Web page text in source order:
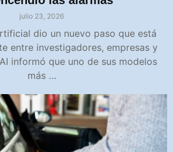
julio 23, 2026
dio un nuevo paso que está
entre investigadores, empresas y
informó que uno de sus modelos
más …